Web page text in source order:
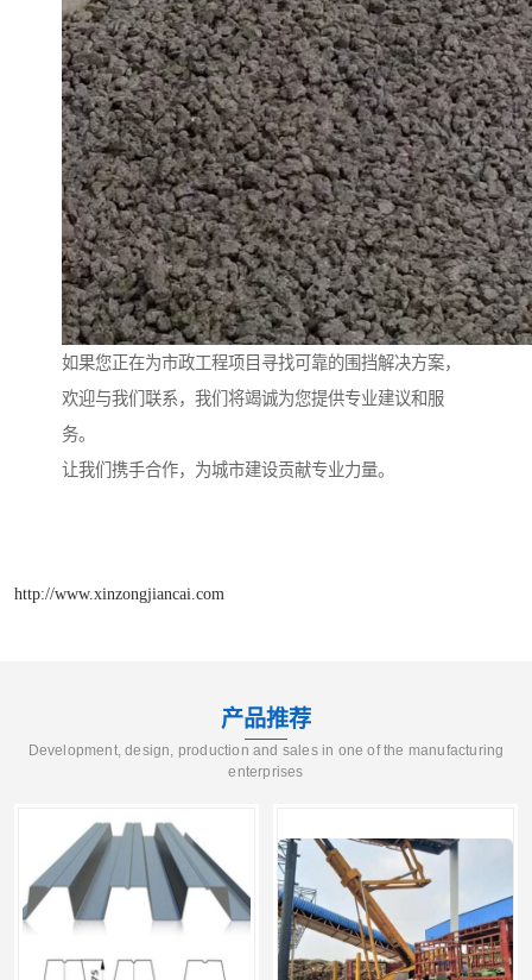
如果您正在为市政工程项目寻找可靠的围挡解决方案，
欢迎与我们联系，我们将竭诚为您提供专业建议和服
务。
让我们携手合作，为城市建设贡献专业力量。
http://www.xinzongjiancai.com
产品推荐
Development, design, production and sales in one of the manufacturing
enterprises